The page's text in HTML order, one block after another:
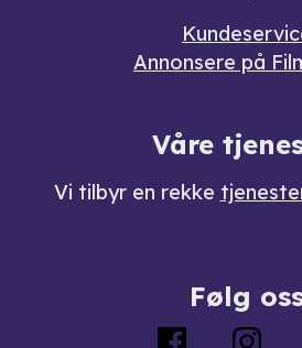
Annonsere på
Våre
Vi tilbyr en rekke
Følg